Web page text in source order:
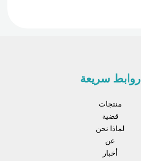
روابط سريعة
منتجات
قضية
لماذا نحن
عن
أخبار